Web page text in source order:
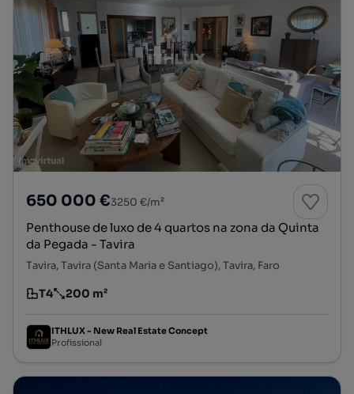
650 000 €3250 €/m²
Penthouse de luxo de 4 quartos na zona da Quinta
da Pegada - Tavira
Tavira, Tavira (Santa Maria e Santiago), Tavira, Faro
Tipologia
T4
Preço por metro quadrado
200 m²
ITHLUX - New Real Estate Concept
Profissional